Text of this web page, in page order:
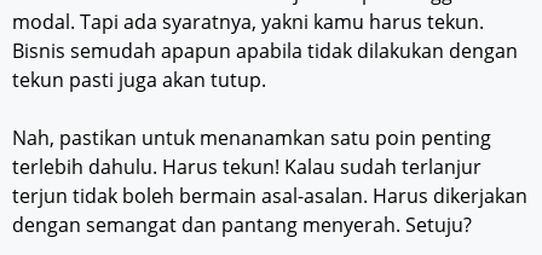
modal. Tapi ada syaratnya, yakni kamu harus tekun.
Bisnis semudah apapun apabila tidak dilakukan dengan
tekun pasti juga akan tutup.
Nah, pastikan untuk menanamkan satu poin penting
terlebih dahulu. Harus tekun! Kalau sudah terlanjur
terjun tidak boleh bermain asal-asalan. Harus dikerjakan
dengan semangat dan pantang menyerah. Setuju?